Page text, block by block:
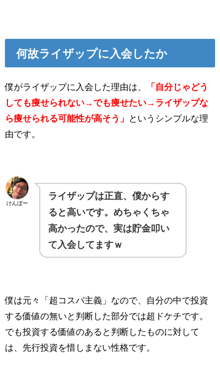
何故ライザップに入会したか
僕がライザップに入会した理由は、
「自分じゃどう
しても痩せられない→でも痩せたい→ライザップな
ら痩せられる可能性が高そう」
というシンプルな理
由です。
けんぼー
ライザップは正直、僕からす
ると高いです。めちゃくちゃ
高かったので、実は貯金叩い
て入会してますｗ
僕は元々「超コスパ主義」なので、自分の中で投資
する価値の無いと判断した部分では超ドケチです。
でも投資する価値のあると判断したものに対して
は、先行投資を惜しまない性格です。